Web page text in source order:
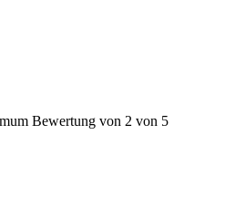
Bewertung von 2 von 5